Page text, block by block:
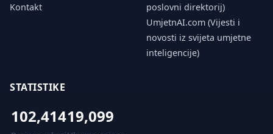
Kontakt
poslovni direktorij)
UmjetnAI.com (Vijesti i
novosti iz svijeta umjetne
inteligencije)
STATISTIKE
102,41419,099